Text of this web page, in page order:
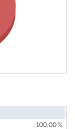
100,00 %